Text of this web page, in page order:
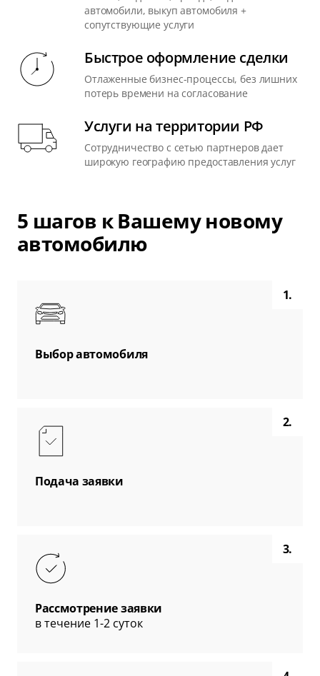
автомобили, выкуп автомобиля +
сопутствующие услуги
Быстрое оформление сделки
Отлаженные бизнес-процессы, без лишних
потерь времени на согласование
Услуги на территории РФ
Сотрудничество с сетью партнеров дает
широкую географию предоставления услуг
5 шагов к Вашему новому
автомобилю
1.
Выбор автомобиля
2.
Подача заявки
3.
Рассмотрение заявки
в течение 1-2 суток